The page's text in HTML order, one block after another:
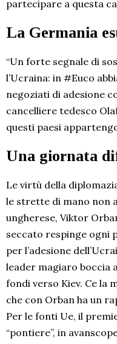
partecipare a questa
La Germania
“Un forte segnale di
l’Ucraina: in #Euco
negoziati di adesione
cancelliere tedesco
questi paesi
Una giornata
Le virtù della
le strette di mano non
ungherese, Viktor
seccato respinge ogni
per l’adesione
leader magiaro boccia
fondi verso Kiev. Ce la
che con Orban ha un
Per le fonti Ue, il
“pontiere”, in